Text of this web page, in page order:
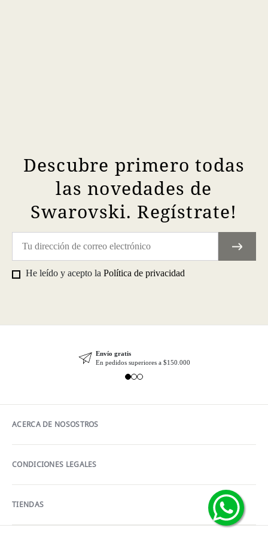
Descubre primero todas
las novedades de
Swarovski. Regístrate!
He leído y acepto la Política de privacidad
Envío gratis
En pedidos superiores a $150.000
ACERCA DE NOSOSTROS
CONDICIONES LEGALES
TIENDAS